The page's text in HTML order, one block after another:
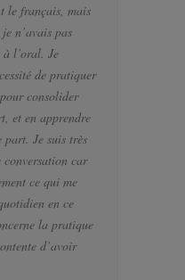
le français, mais
n’avais pas
à l’oral. Je
de pratiquer
consolider
et en apprendre
part. Je suis très
conversation car
ce qui me
en ce
la pratique
d’avoir